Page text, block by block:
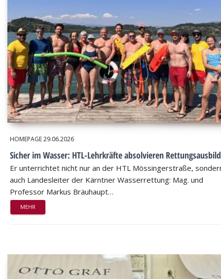
HOMEPAGE29.06.2026
Sicher im Wasser: HTL-Lehrkräfte absolvieren
Er unterrichtet nicht nur an der HTL Mössingerstraße,
auch Landesleiter der Kärntner Wasserrettung: Mag. und
Professor Markus Bräuhaupt…
MEHR